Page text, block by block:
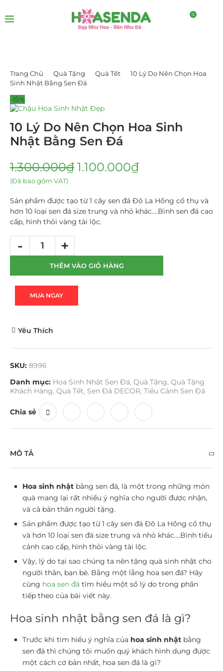
0
Trang Chủ Quà Tặng Quà Tết
10 Lý Do Nên Chọn Hoa
Sinh Nhật Bằng Sen Đá
-15%
10 Lý Do Nên Chọn Hoa Sinh
Nhật Bằng Sen Đá
1.300.000₫ 1.100.000₫
(Đã bao gồm VAT)
Sản phẩm được tạo từ 1 cây sen đá Đô La Hồng cổ thụ và
hơn 10 loại sen đá size trung và nhỏ khác….Bình sen đá cao
cấp, hình thỏi vàng tài lộc.
THÊM VÀO GIỎ HÀNG
MUA NGAY
Yêu Thích
SKU: 8996
Danh mục: Hoa Sinh Nhật Sen Đá, Quà Tặng, Quà Tặng
Khách Hàng, Quà Tết, Sen Đá DECOR, Tiểu Cảnh Sen Đá
Chia sẻ
MÔ TẢ
Hoa sinh nhật bằng sen đá, là một trong những món
quà mang lại rất nhiều ý nghĩa cho người được nhận,
và cả bản thân người tặng.
Sản phẩm được tạo từ 1 cây sen đá Đô La Hồng cổ thụ
và hơn 10 loại sen đá size trung và nhỏ khác….Bình tiểu
cảnh cao cấp, hình thỏi vàng tài lộc.
Vậy, lý do tại sao chúng ta nên tặng quà sinh nhật cho
người thân, bạn bè. Bằng một lẵng hoa sen đá? Hãy
cùng hoa sen đá tìm hiểu một số lý do trong phần
tiếp theo của bài viết này.
Hoa sinh nhật bằng sen đá là gì?
Trước khi tìm hiểu ý nghĩa của hoa sinh nhật bằng
sen đá thì chúng tôi muốn quý khách hình dung được
một cách cơ bản nhất, hoa sen đá là gì?